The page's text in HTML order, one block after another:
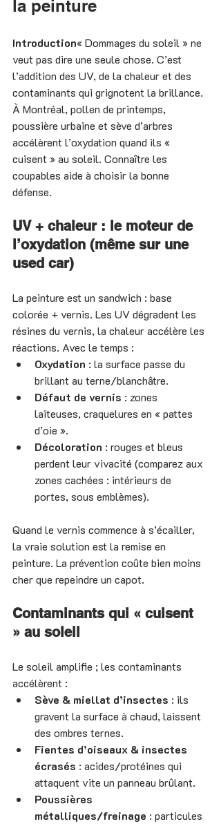
la peinture
Introduction« Dommages du soleil » ne
veut pas dire une seule chose. C’est
l’addition des UV, de la chaleur et des
contaminants qui grignotent la brillance.
À Montréal, pollen de printemps,
poussière urbaine et sève d’arbres
accélèrent l’oxydation quand ils «
cuisent » au soleil. Connaître les
coupables aide à choisir la bonne
défense.
UV + chaleur : le moteur de
l’oxydation (même sur une
used car)
La peinture est un sandwich : base
colorée + vernis. Les UV dégradent les
résines du vernis, la chaleur accélère les
réactions. Avec le temps :
Oxydation : la surface passe du
brillant au terne/blanchâtre.
Défaut de vernis : zones
laiteuses, craquelures en « pattes
d’oie ».
Décoloration : rouges et bleus
perdent leur vivacité (comparez aux
zones cachées : intérieurs de
portes, sous emblèmes).
Quand le vernis commence à s’écailler,
la vraie solution est la remise en
peinture. La prévention coûte bien moins
cher que repeindre un capot.
Contaminants qui « cuisent
» au soleil
Le soleil amplifie ; les contaminants
accélèrent :
Sève & miellat d’insectes : ils
gravent la surface à chaud, laissent
des ombres ternes.
Fientes d’oiseaux & insectes
écrasés : acides/protéines qui
attaquent vite un panneau brûlant.
Poussières
métalliques/freinage : particules